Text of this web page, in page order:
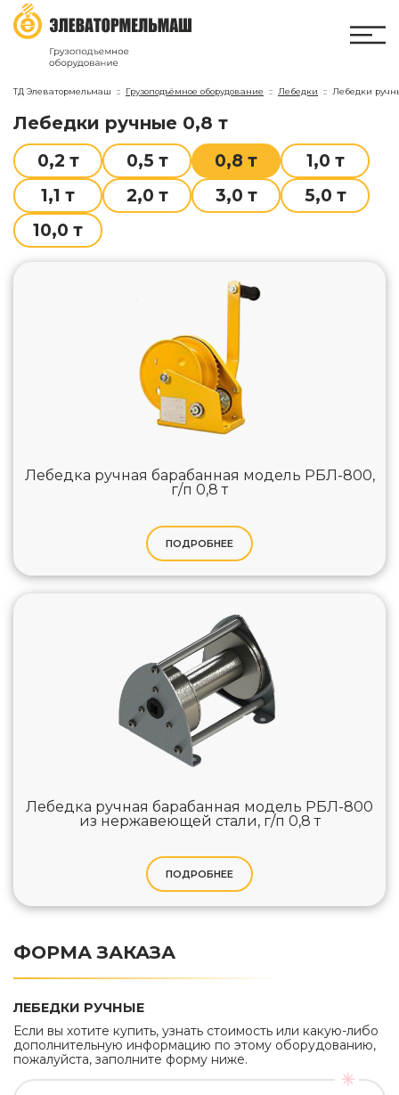
ТД Элеватормельмаш Грузоподъёмное оборудование Лебедки Лебедки
лебедки ручные 0,8 т
0,2 т 0,5 т 0,8 т
1,0 т
1,1 т
2,0 т 3,0 т
5,0 т
10,0 т
Лебедка ручная барабанная модель РБЛ-800,
г/п 0,8 т
ПОДРОБНЕЕ
Лебедка ручная барабанная модель РБЛ-800
из нержавеющей стали, г/п 0,8 т
ПОДРОБНЕЕ
ФОРМА ЗАКАЗА
ЛЕБЕДКИ РУЧНЫЕ
Если вы хотите купить, узнать стоимость или какую-либо
дополнительную информацию по этому оборудованию,
пожалуйста, заполните форму ниже.